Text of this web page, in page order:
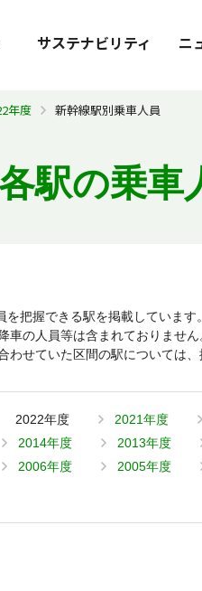
サステナビリティ ニ
年度 新幹線駅別乗車人員
駅の乗車
把握できる駅を掲載していま
車の人員等は含まれておりません
せていた区間の駅については、
2022年度 2021年度
2014年度 2013年度
2006年度 2005年度